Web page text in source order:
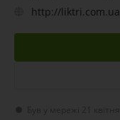
http://liktri.com.ua